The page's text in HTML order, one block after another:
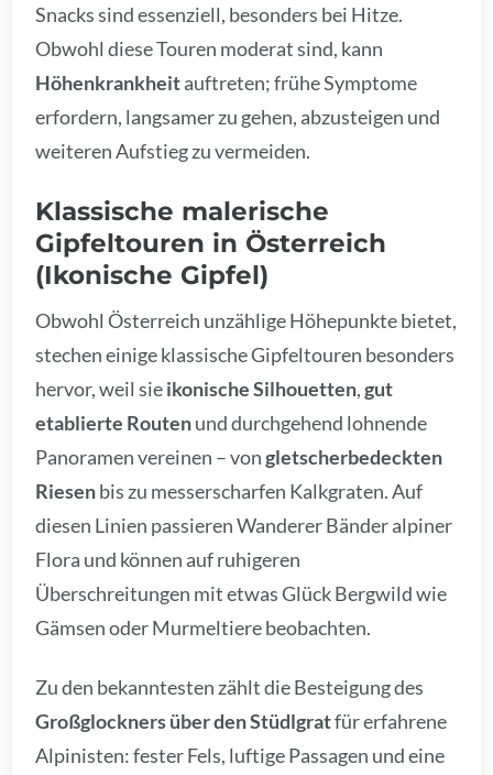
Snacks sind essenziell, besonders bei Hitze.
Obwohl diese Touren moderat sind, kann
Höhenkrankheitauftreten; frühe Symptome
erfordern, langsamer zu gehen, abzusteigen und
weiteren Aufstieg zu vermeiden.
Klassische malerische
Gipfeltouren in Österreich
(Ikonische Gipfel)
Obwohl Österreich unzählige Höhepunkte bietet,
stechen einige klassische Gipfeltouren besonders
hervor, weil sieikonische Silhouetten,gut
etablierte Routenund durchgehend lohnende
Panoramen vereinen – vongletscherbedeckten
Riesenbis zu messerscharfen Kalkgraten. Auf
diesen Linien passieren Wanderer Bänder alpiner
Flora und können auf ruhigeren
Überschreitungen mit etwas Glück Bergwild wie
Gämsen oder Murmeltiere beobachten.
Zu den bekanntesten zählt die Besteigung des
Großglockners über den Stüdlgratfür erfahrene
Alpinisten: fester Fels, luftige Passagen und eine